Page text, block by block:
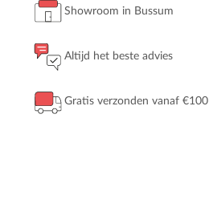
Showroom in Bussum
Altijd het beste advies
Gratis verzonden vanaf €100